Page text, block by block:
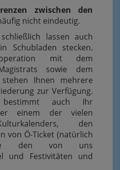
zwischen den
nicht eindeutig.
lassen auch
Schubladen stecken.
mit dem
sowie dem
Ihnen mehrere
zur Verfügung.
auch Ihr
einem der vielen
den
von Ö-Ticket (natürlich
den von uns
und Festivitäten und